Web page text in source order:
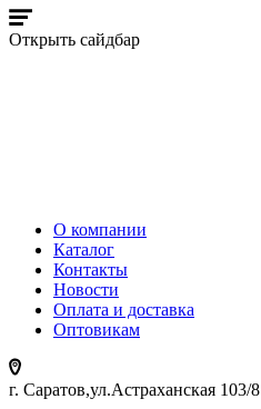
Открыть сайдбар
О компании
Каталог
Контакты
Новости
Оплата и доставка
Оптовикам
г. Саратов,ул.Астраханская 103/8